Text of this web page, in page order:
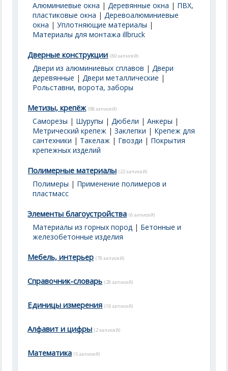
Алюминиевые окна |Деревянные окна | ПВХ,
пластиковые окна |Деревоалюминиевые
окна |Уплотняющие материалы |
Материалы для монтажа illbruck
Дверные конструкции (89 записей)
Двери из алюминиевых сплавов |Двери
деревянные |Двери металлические |
Рольставни, ворота, заборы
Метизы, крепёж (98 записей)
Саморезы | Шурупы |Дюбели |Анкеры |
Метрический крепеж |Заклепки | Крепеж для
сантехники | Такелаж | Гвозди | Покрытия
крепежных изделий
Полимерные материалы (22 записей)
Полимеры | Применение полимеров и
пластмасс
Элементы благоустройства (6 записей)
Материалы из горных пород | Бетонные и
железобетонные изделия
Мебель, интерьер (78 записей)
Справочник-словарь (28 записей)
Единицы измерения (18 записей)
Алфавит и цифры (2 записей)
Математика (5 записей)